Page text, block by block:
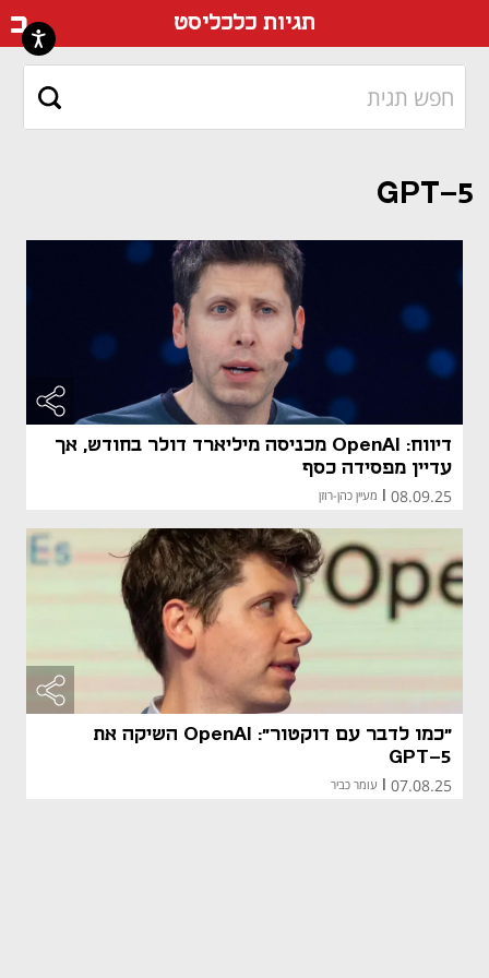
תגיות כלכליסט
GPT-5
דיווח: OpenAI מכניסה מיליארד דולר בחודש, אך
עדיין מפסידה כסף
08.09.25 מעיין כהן-רוזן
"כמו לדבר עם דוקטור": OpenAI השיקה את
GPT-5
07.08.25 עומר כביר